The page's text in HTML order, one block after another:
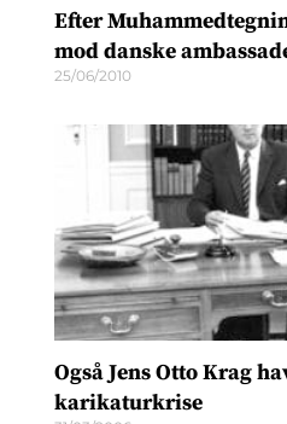
Efter
mod danske
25/06/2010
Også Jens Otto Krag
karikaturkrise